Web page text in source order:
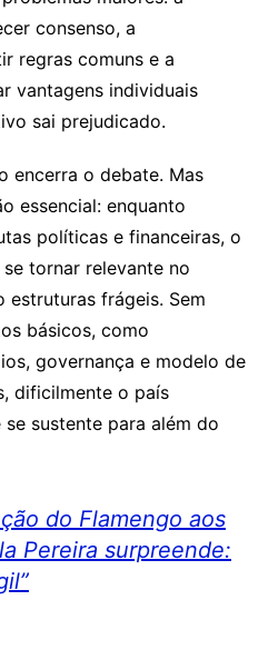
consenso, a
regras comuns e a
vantagens individuais
sai prejudicado.
encerra o debate. Mas
essencial: enquanto
políticas e financeiras, o
tornar relevante no
estruturas frágeis. Sem
básicos, como
governança e modelo de
dificilmente o país
sustente para além do
do Flamengo aos
Pereira surpreende: